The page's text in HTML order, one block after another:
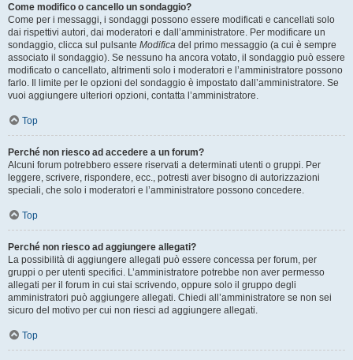
Come modifico o cancello un sondaggio?
Come per i messaggi, i sondaggi possono essere modificati e cancellati solo
dai rispettivi autori, dai moderatori e dall’amministratore. Per modificare un
sondaggio, clicca sul pulsante Modifica del primo messaggio (a cui è sempre
associato il sondaggio). Se nessuno ha ancora votato, il sondaggio può essere
modificato o cancellato, altrimenti solo i moderatori e l’amministratore possono
farlo. Il limite per le opzioni del sondaggio è impostato dall’amministratore. Se
vuoi aggiungere ulteriori opzioni, contatta l’amministratore.
Top
Perché non riesco ad accedere a un forum?
Alcuni forum potrebbero essere riservati a determinati utenti o gruppi. Per
leggere, scrivere, rispondere, ecc., potresti aver bisogno di autorizzazioni
speciali, che solo i moderatori e l’amministratore possono concedere.
Top
Perché non riesco ad aggiungere allegati?
La possibilità di aggiungere allegati può essere concessa per forum, per
gruppi o per utenti specifici. L’amministratore potrebbe non aver permesso
allegati per il forum in cui stai scrivendo, oppure solo il gruppo degli
amministratori può aggiungere allegati. Chiedi all’amministratore se non sei
sicuro del motivo per cui non riesci ad aggiungere allegati.
Top